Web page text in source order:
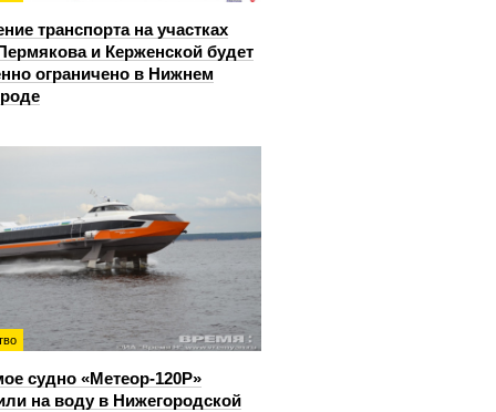
транспорта на участках
и Керженской будет
ограничено в Нижнем
судно «Метеор-120Р»
на воду в Нижегородской